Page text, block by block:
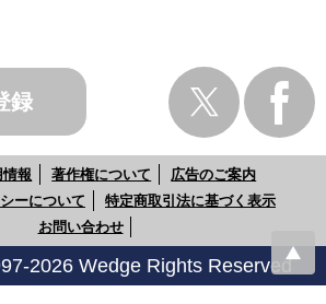
録
報 著作権について
広告のご案内
ーについて
特定商取引法に基づく表示
お問い合わせ
2026 Wedge Rights Reserved